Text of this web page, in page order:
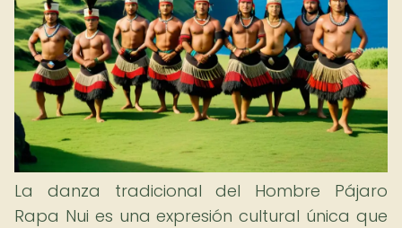
La danza tradicional del Hombre Pájaro
Rapa Nui es una expresión cultural única que